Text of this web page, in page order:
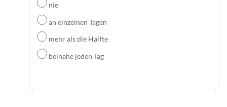
nie
an einzelnen Tagen
mehr als die Hälfte
beinahe jeden Tag